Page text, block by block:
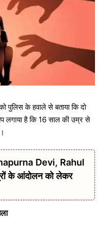
पुलिस के हवाले से बताया कि दो
लगाया है कि 16 साल की उम्र से
Devi, Rahul
के आंदोलन को लेकर